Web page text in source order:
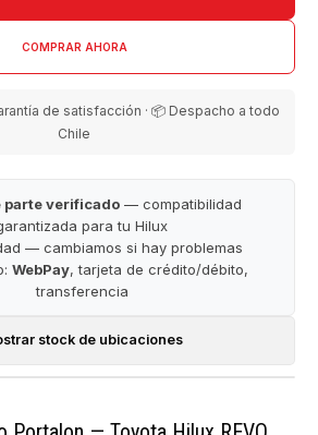
COMPRAR AHORA
de satisfacción · 📦 Despacho a todo
Chile
parte verificado — compatibilidad
para tu Hilux
— cambiamos si hay problemas
WebPay, tarjeta de crédito/débito,
transferencia
stock de ubicaciones